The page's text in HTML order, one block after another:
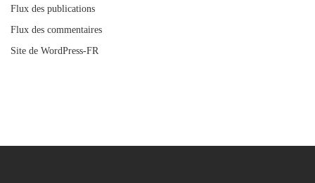
Flux des publications
Flux des commentaires
Site de WordPress-FR